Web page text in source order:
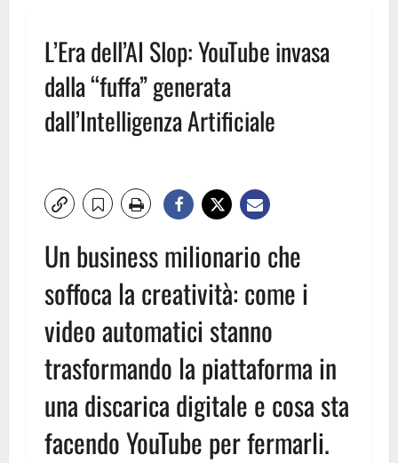
L’Era dell’AI Slop: YouTube invasa
dalla “fuffa” generata
dall’Intelligenza Artificiale
Un business milionario che
soffoca la creatività: come i
video automatici stanno
trasformando la piattaforma in
una discarica digitale e cosa sta
facendo YouTube per fermarli.